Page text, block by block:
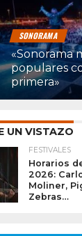
SONORAMA
«Sonorama
populares
primera»
UN VISTAZO
FESTIVALES
Horarios
2026:
Moliner,
Zebras…